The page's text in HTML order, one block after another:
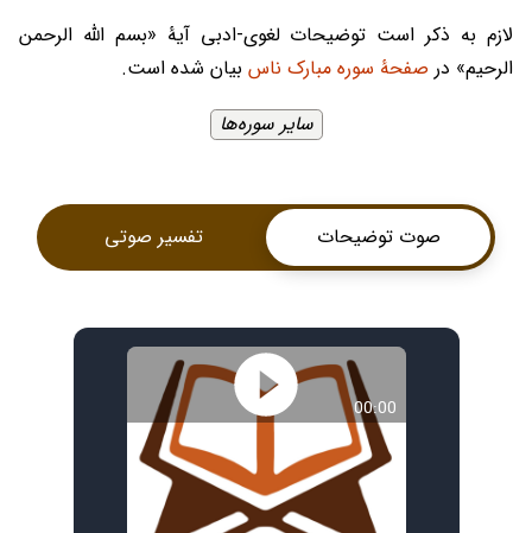
لازم به ذکر است توضیحات لغوی-ادبی آیۀ «بسم الله الرحمن
الرحیم» در صفحۀ سوره مبارک ناس بیان شده است.
سایر سوره‌ها
صوت توضیحات تفسیر صوتی